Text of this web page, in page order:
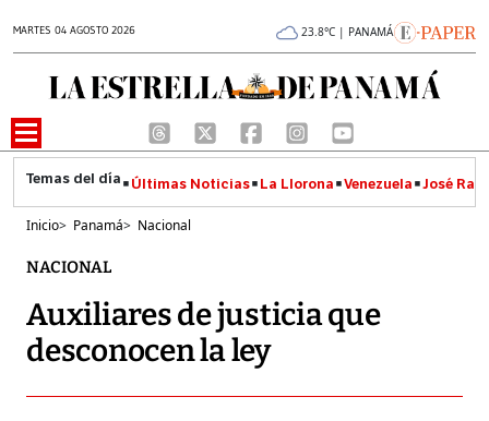
MARTES 04 AGOSTO 2026 23.8°C | PANAMÁ
Últimas Noticias La Llorona Venezuela José
Inicio> Panamá> Nacional
NACIONAL
Auxiliares de justicia que
desconocen la ley